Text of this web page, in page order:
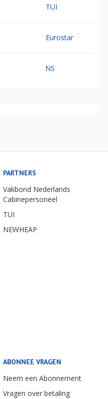
TUI
Eurostar
NS
PARTNERS
Vakbond Nederlands
Cabinepersoneel
TUI
NEWHEAP
ABONNEE VRAGEN
Neem een Abonnement
Vragen over betaling